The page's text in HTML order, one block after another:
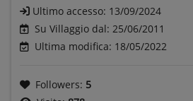
Ultimo accesso: 13/09/2024
Su Villaggio dal: 25/06/2011
Ultima modifica: 18/05/2022
Followers: 5